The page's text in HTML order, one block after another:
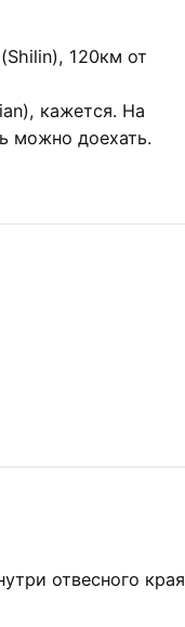
120км от
кажется. На
можно доехать.
отвесного края